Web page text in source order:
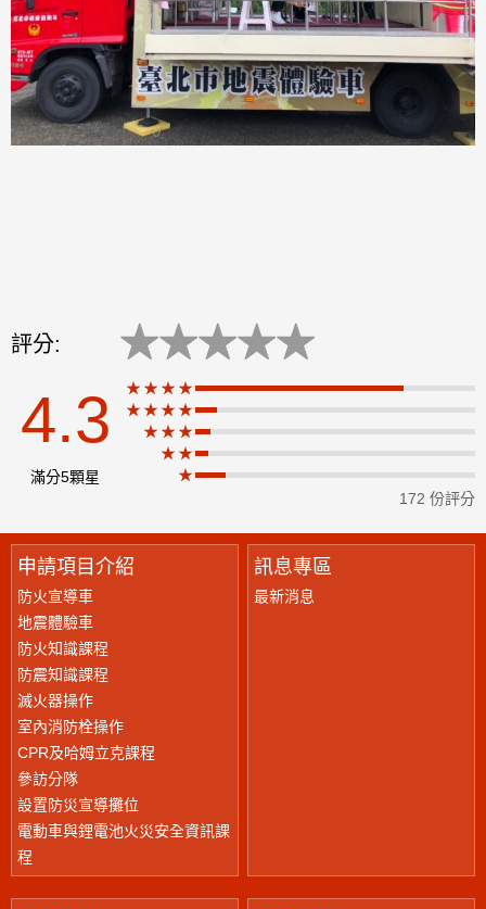
評分: ★★★★★
4.3
滿分5顆星
★★★★
★
★★★★
★★★
★★
★
172 份評分
申請項目介紹
防火宣導車
地震體驗車
防火知識課程
防震知識課程
滅火器操作
室內消防栓操作
CPR及哈姆立克課程
參訪分隊
設置防災宣導攤位
電動車與鋰電池火災安全資訊課
程
訊息專區
最新消息